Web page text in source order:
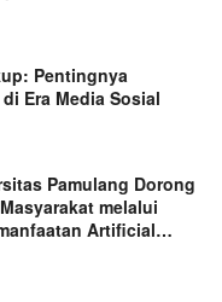
Pentingnya
Era Media Sosial
Pamulang Dorong
melalui
Artificial